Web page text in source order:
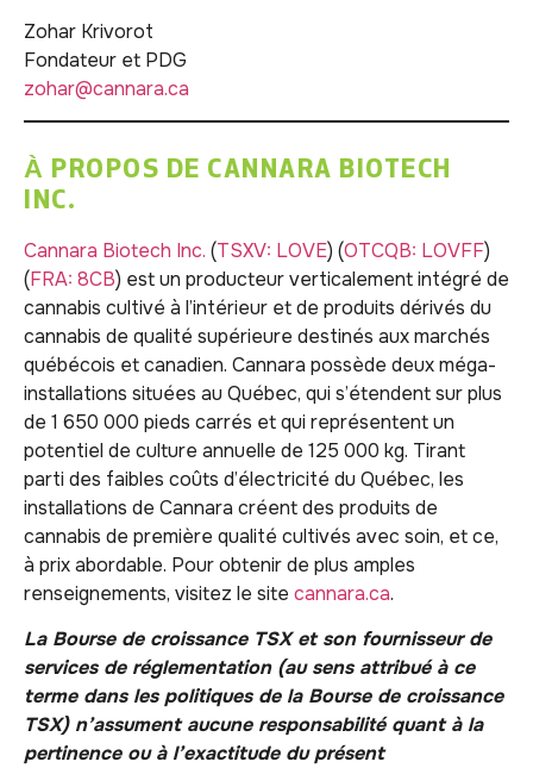
Zohar Krivorot
Fondateur et PDG
zohar@cannara.ca
À PROPOS DE CANNARA BIOTECH
INC.
Cannara Biotech Inc. (TSXV: LOVE) (OTCQB: LOVFF)
(FRA: 8CB) est un producteur verticalement intégré de
cannabis cultivé à l’intérieur et de produits dérivés du
cannabis de qualité supérieure destinés aux marchés
québécois et canadien. Cannara possède deux méga-
installations situées au Québec, qui s’étendent sur plus
de 1 650 000 pieds carrés et qui représentent un
potentiel de culture annuelle de 125 000 kg. Tirant
parti des faibles coûts d’électricité du Québec, les
installations de Cannara créent des produits de
cannabis de première qualité cultivés avec soin, et ce,
à prix abordable. Pour obtenir de plus amples
renseignements, visitez le site cannara.ca.
La Bourse de croissance TSX et son fournisseur de
services de réglementation (au sens attribué à ce
terme dans les politiques de la Bourse de croissance
TSX) n’assument aucune responsabilité quant à la
pertinence ou à l’exactitude du présent